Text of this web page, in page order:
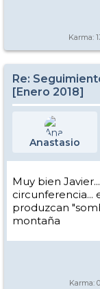
Karma:
Re:
[Enero 2018]
Anastasio
Muy bien
circunferencia...
produzcan
montaña
Karma: 0